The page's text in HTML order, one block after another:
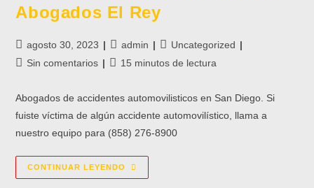
Abogados El Rey
agosto 30, 2023 admin
Uncategorized
Sin comentarios
15 minutos de lectura
Abogados de accidentes automovilisticos en San Diego. Si
fuiste víctima de algún accidente automovilístico, llama a
nuestro equipo para (858) 276-8900
CONTINUAR LEYENDO